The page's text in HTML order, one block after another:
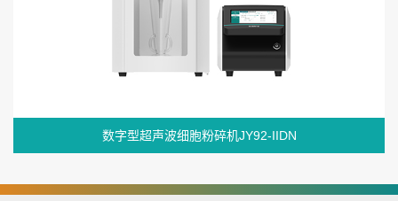
数字型超声波细胞粉碎机JY92-IIDN